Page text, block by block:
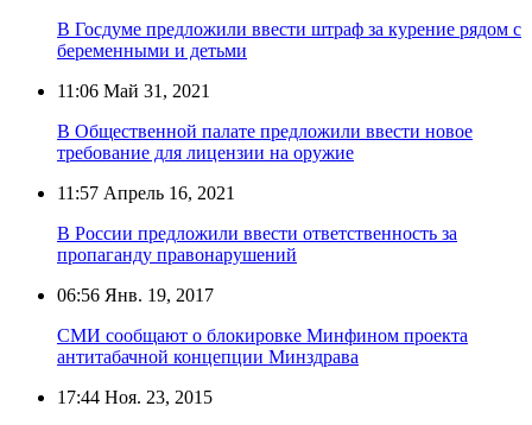
В Госдуме предложили ввести штраф за курение рядом с
беременными и детьми
11:06 Май 31, 2021
В Общественной палате предложили ввести новое
требование для лицензии на оружие
11:57 Апрель 16, 2021
В России предложили ввести ответственность за
пропаганду правонарушений
06:56 Янв. 19, 2017
СМИ сообщают о блокировке Минфином проекта
антитабачной концепции Минздрава
17:44 Ноя. 23, 2015